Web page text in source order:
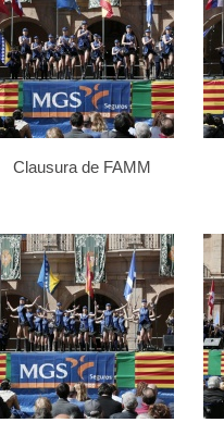
Clausura de FAMM